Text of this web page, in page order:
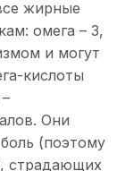
жирные
омега – 3,
и могут
кислоты
Они
(поэтому
страдающих